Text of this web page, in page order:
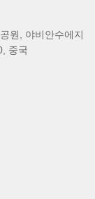
원, 야비안수에지
중국